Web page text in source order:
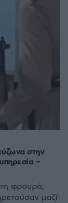
στην
–
φρουρά,
μαζί